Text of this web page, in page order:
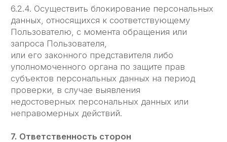
8.4. К настоящей Политике конфиденциальности
и Администрацией применяется действующее
законодательство Российской Федерации.
9. Дополнительные условия
9.1. Администрация вправе вносить изменения
в настоящую Политику конфиденциальности без
согласия Пользователя.
9.2. Новая Политика конфиденциальности
вступает в силу с момента ее размещения
на сайте ЛЕГЧЕ, если иное не предусмотрено
конфиденциальности.